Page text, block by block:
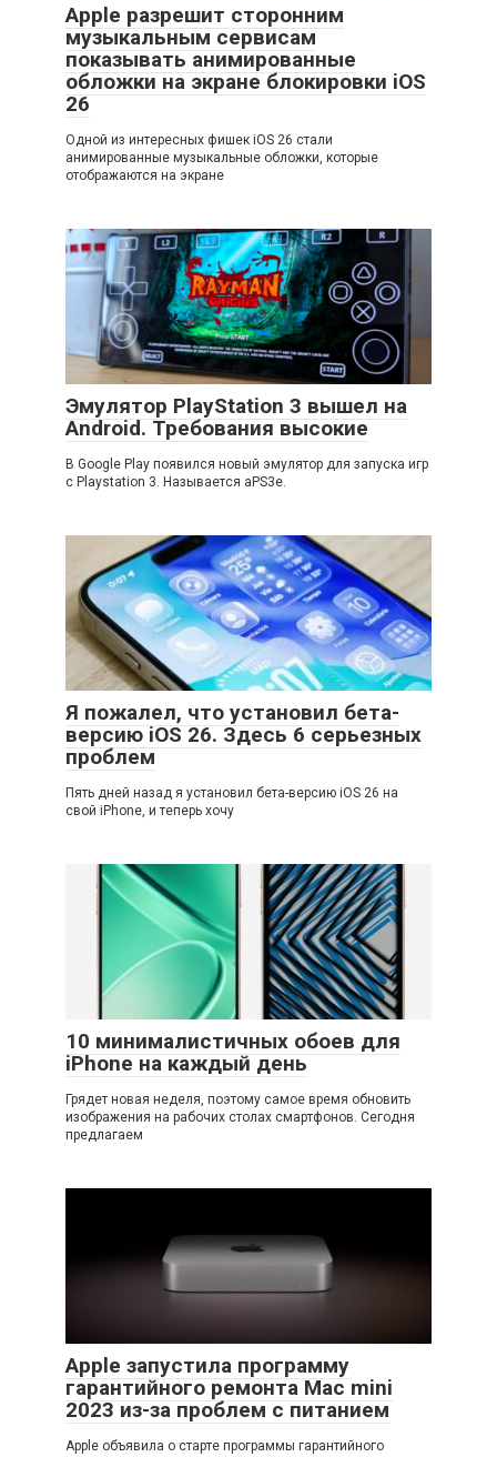
Apple разрешит сторонним
музыкальным сервисам
показывать анимированные
обложки на экране блокировки iOS
26
Одной из интересных фишек iOS 26 стали
анимированные музыкальные обложки, которые
отображаются на экране
Эмулятор PlayStation 3 вышел на
Android. Требования высокие
В Google Play появился новый эмулятор для запуска игр
с Playstation 3. Называется aPS3e.
Я пожалел, что установил бета-
версию iOS 26. Здесь 6 серьезных
проблем
Пять дней назад я установил бета-версию iOS 26 на
свой iPhone, и теперь хочу
10 минималистичных обоев для
iPhone на каждый день
Грядет новая неделя, поэтому самое время обновить
изображения на рабочих столах смартфонов. Сегодня
предлагаем
Apple запустила программу
гарантийного ремонта Mac mini
2023 из-за проблем с питанием
Apple объявила о старте программы гарантийного